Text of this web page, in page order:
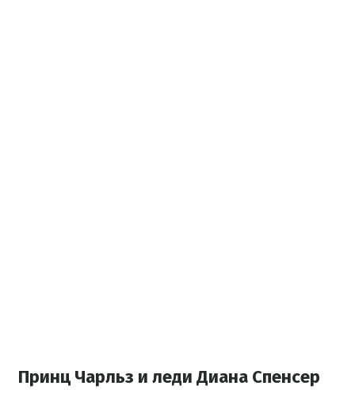
Принц Чарльз и леди Диана Спенсер